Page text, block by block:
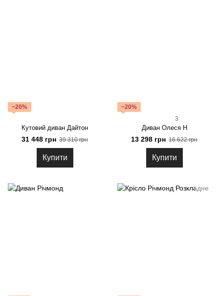
−20%
Кутовий диван Дайтон
31 448 грн 39 310 грн
Купити
−20%
3
Диван Олеся Н
13 298 грн 16 622 грн
Купити